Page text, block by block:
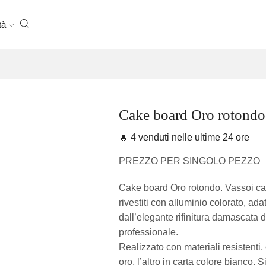
Cake board Oro
🔥 4 venduti nelle ultime 24 ore
PREZZO PER SINGOLO PEZZO
Cake board Oro rotondo. Vassoi
rivestiti con alluminio colorato,
dall’elegante rifinitura damascata
professionale.
Realizzato con materiali
oro, l’altro in carta colore bianco.